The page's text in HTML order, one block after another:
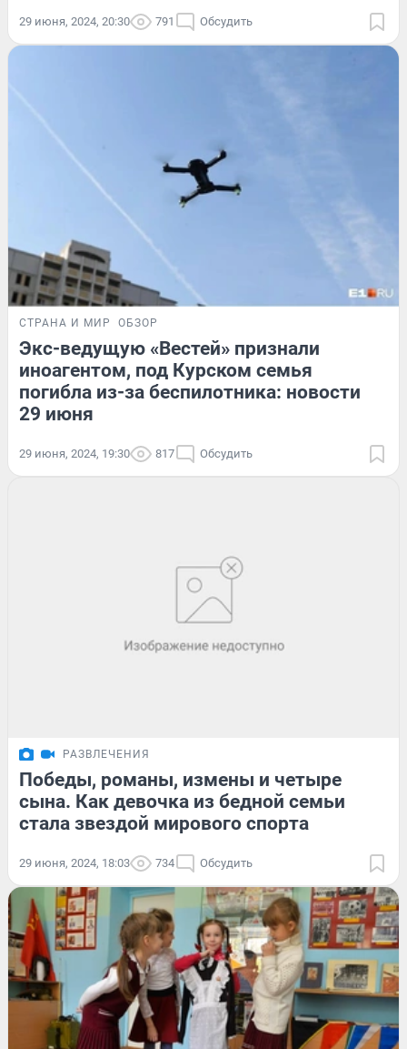
29 июня, 2024, 20:30 791 Обсудить
СТРАНА И МИР ОБЗОР
Экс-ведущую «Вестей» признали
иноагентом, под Курском семья
погибла из-за беспилотника: новости
29 июня
29 июня, 2024, 19:30 817 Обсудить
РАЗВЛЕЧЕНИЯ
Победы, романы, измены и четыре
сына. Как девочка из бедной семьи
стала звездой мирового спорта
29 июня, 2024, 18:03 734 Обсудить